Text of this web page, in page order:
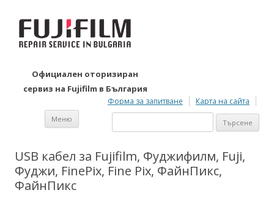
Официален оторизиран
сервиз на Fujifilm в България
Форма за запитване Карта на сайта
Търсене
Меню Към съдържанието
USB кабел за Fujifilm, Фуджифилм, Fuji,
Фуджи, FinePix, Fine Pix, ФайнПикс,
ФайнПикс